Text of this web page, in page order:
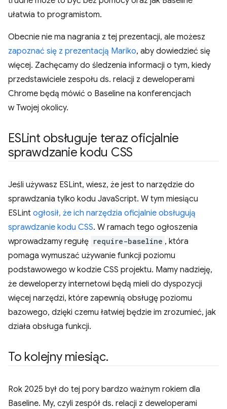
ułatwia to programistom.
Obecnie nie ma nagrania z tej prezentacji, ale możesz
zapoznać się z prezentacją Mariko, aby dowiedzieć się
więcej. Zachęcamy do śledzenia informacji o tym, kiedy
przedstawiciele zespołu ds. relacji z deweloperami
Chrome będą mówić o Baseline na konferencjach
w Twojej okolicy.
ESLint obsługuje teraz oficjalnie
sprawdzanie kodu CSS
Jeśli używasz ESLint, wiesz, że jest to narzędzie do
sprawdzania tylko kodu JavaScript. W tym miesiącu
ESLint ogłosił, że ich narzędzia oficjalnie obsługują
sprawdzanie kodu CSS. W ramach tego ogłoszenia
wprowadzamy regułę require-baseline , która
pomaga wymuszać używanie funkcji poziomu
podstawowego w kodzie CSS projektu. Mamy nadzieję,
że deweloperzy internetowi będą mieli do dyspozycji
więcej narzędzi, które zapewnią obsługę poziomu
bazowego, dzięki czemu łatwiej będzie im zrozumieć, jak
działa obsługa funkcji.
To kolejny miesiąc.
Rok 2025 był do tej pory bardzo ważnym rokiem dla
Baseline. My, czyli zespół ds. relacji z deweloperami